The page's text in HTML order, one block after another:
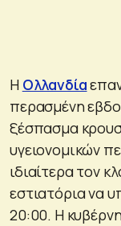
Η Ολλανδία
περασμένη
ξέσπασμα
υγειονομικών
ιδιαίτερα τον
εστιατόρια να
20:00. Η